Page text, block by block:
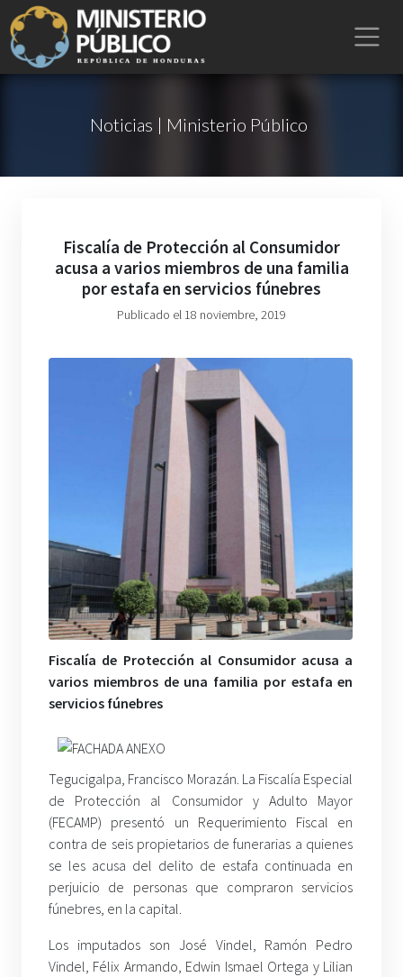
Noticias | Ministerio Público
Fiscalía de Protección al Consumidor
acusa a varios miembros de una familia
por estafa en servicios fúnebres
Publicado el 18 noviembre, 2019
Fiscalía de Protección al Consumidor acusa a
varios miembros de una familia por estafa en
servicios fúnebres
Tegucigalpa, Francisco Morazán. La Fiscalía Especial
de Protección al Consumidor y Adulto Mayor
(FECAMP) presentó un Requerimiento Fiscal en
contra de seis propietarios de funerarias a quienes
se les acusa del delito de estafa continuada en
perjuicio de personas que compraron servicios
fúnebres, en la capital.
Los imputados son José Vindel, Ramón Pedro
Vindel, Félix Armando, Edwin Ismael Ortega y Lilian